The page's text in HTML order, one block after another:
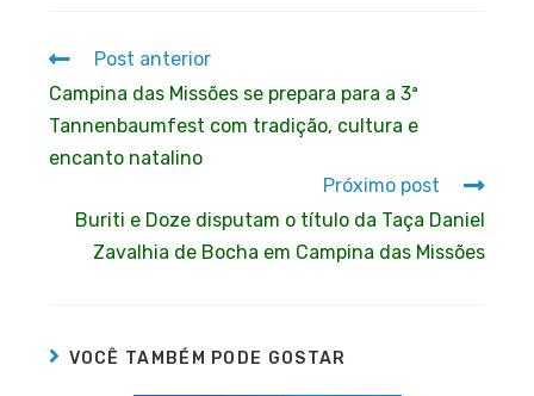
Post anterior
Campina das Missões se prepara para a 3ª
Tannenbaumfest com tradição, cultura e
encanto natalino
Próximo post
Buriti e Doze disputam o título da Taça Daniel
Zavalhia de Bocha em Campina das Missões
VOCÊ TAMBÉM PODE GOSTAR